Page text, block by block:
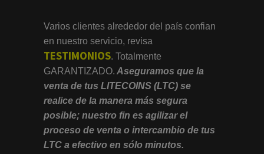
Varios clientes alrededor del país confian
en nuestro servicio, revisa
TESTIMONIOS. Totalmente
GARANTIZADO. Aseguramos que la
venta de tus LITECOINS (LTC) se
realice de la manera más segura
posible; nuestro fin es agilizar el
proceso de venta o intercambio de tus
LTC a efectivo en sólo minutos.